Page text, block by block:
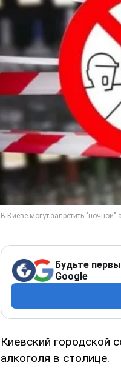
Будьте
Google
Киевский городской
алкоголя в столице.